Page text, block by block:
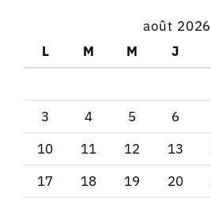
août 2026
L
M M J
3
4 5 6
10
11 12 13
17
18 19 20